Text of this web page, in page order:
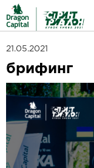
21.05.2021
брифинг